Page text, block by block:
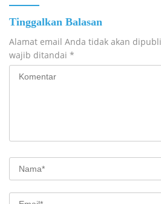
Tinggalkan Balasan
Alamat email Anda tidak akan
wajib ditandai *